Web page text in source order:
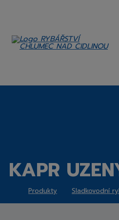
KAPR
Produkty Sladkovodní